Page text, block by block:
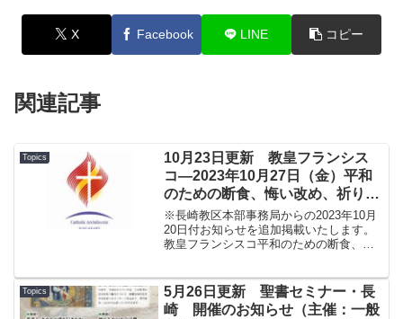
X Facebook LINE コピー
関連記事
Topics
10月23日更新 教皇フランシス
コ―2023年10月27日（金）平和
のための断食、悔い改め、祈りの
日 お知らせ
※長崎教区本部事務局からの2023年10月
20日付お知らせを追加掲載いたします。
教皇フランシスコ平和のための断食、悔
の断食、悔い改め、祈りの日とすること
を発表し...
Topics
5月26日更新 聖書セミナー・長
崎 開催のお知らせ（主催：一般